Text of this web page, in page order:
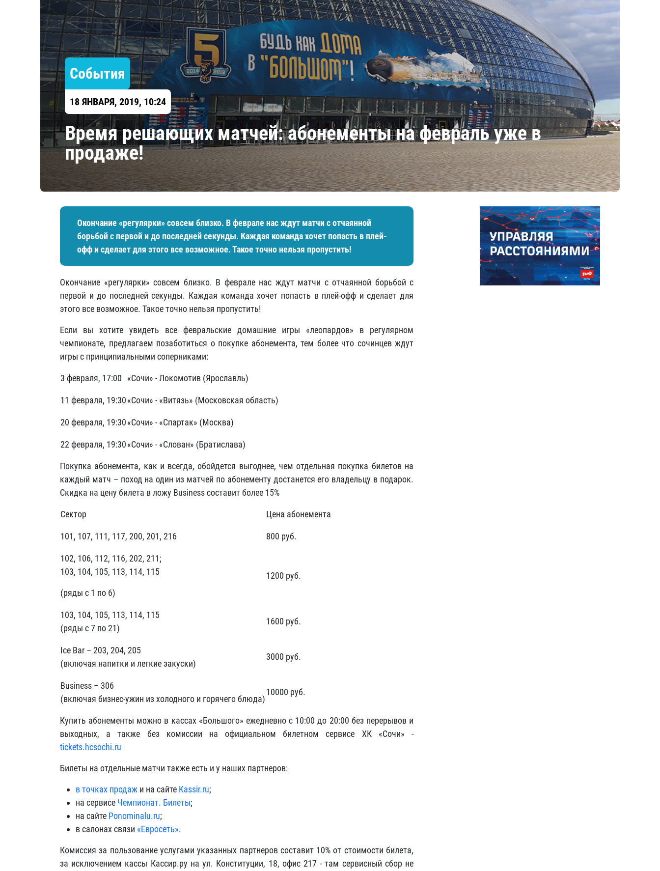
Локомотив
Северсталь
ЦСКА
Шанхайские Драконы
Амур
Барыс
Салават Юлаев
Сибирь
События
18 ЯНВАРЯ, 2019, 10:24
Время решающих матчей: абонементы на февраль уже в
продаже!
Окончание «регулярки» совсем близко. В феврале нас ждут матчи с отчаянной
борьбой с первой и до последней секунды. Каждая команда хочет попасть в плей-
офф и сделает для этого все возможное. Такое точно нельзя пропустить!
Окончание «регулярки» совсем близко. В феврале нас ждут матчи с отчаянной борьбой с
первой и до последней секунды. Каждая команда хочет попасть в плей-офф и сделает для
этого все возможное. Такое точно нельзя пропустить!
Если вы хотите увидеть все февральские домашние игры «леопардов» в регулярном
чемпионате, предлагаем позаботиться о покупке абонемента, тем более что сочинцев ждут
игры с принципиальными соперниками:
3 февраля, 17:00 «Сочи» - Локомотив (Ярославль)
11 февраля, 19:30«Сочи» - «Витязь» (Московская область)
20 февраля, 19:30«Сочи» - «Спартак» (Москва)
22 февраля, 19:30«Сочи» - «Слован» (Братислава)
Покупка абонемента, как и всегда, обойдется выгоднее, чем отдельная покупка билетов на
каждый матч – поход на один из матчей по абонементу достанется его владельцу в подарок.
Скидка на цену билета в ложу Business составит более 15%
Сектор Цена абонемента
101, 107, 111, 117, 200, 201, 216 800 руб.
102, 106, 112, 116, 202, 211;
103, 104, 105, 113, 114, 115
(ряды с 1 по 6)
1200 руб.
103, 104, 105, 113, 114, 115
(ряды с 7 по 21)
1600 руб.
Ice Bar – 203, 204, 205
(включая напитки и легкие закуски)
3000 руб.
Business – 306
(включая бизнес-ужин из холодного и горячего блюда)
10000 руб.
Купить абонементы можно в кассах «Большого» ежедневно с 10:00 до 20:00 без перерывов и
выходных, а также без комиссии на официальном билетном сервисе ХК «Сочи» -
tickets.hcsochi.ru
Билеты на отдельные матчи также есть и у наших партнеров:
в точках продаж и на сайте Kassir.ru;
на сервисе Чемпионат. Билеты;
на сайте Ponominalu.ru;
в салонах связи «Евросеть».
Комиссия за пользование услугами указанных партнеров составит 10% от стоимости билета,
за исключением кассы Кассир.ру на ул. Конституции, 18, офис 217 - там сервисный сбор не